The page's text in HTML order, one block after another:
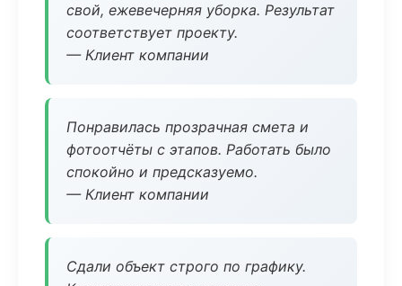
свой, ежевечерняя уборка. Результат
соответствует проекту.
— Клиент компании
Понравилась прозрачная смета и
фотоотчёты с этапов. Работать было
спокойно и предсказуемо.
— Клиент компании
Сдали объект строго по графику.